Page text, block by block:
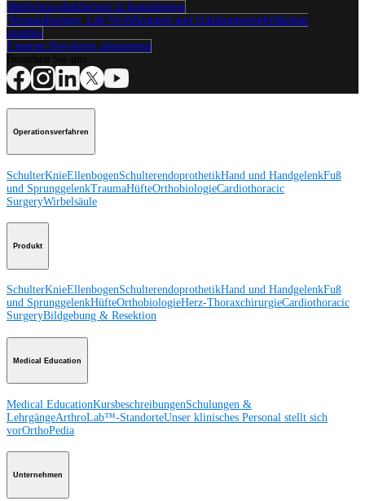
Medizinproduktberater:in kontaktieren
Veranstaltungen, Lab-Vorführungen und Schulungsmöglichkeiten
ansehen
Unseren Newsletter abonnieren
Operationsverfahren
SchulterKnieEllenbogenSchulterendoprothetikHand und HandgelenkFuß
und SprunggelenkTraumaHüfteOrthobiologieCardiothoracic
SurgeryWirbelsäule
Produkt
SchulterKnieEllenbogenSchulterendoprothetikHand und HandgelenkFuß
und SprunggelenkHüfteOrthobiologieHerz-ThoraxchirurgieCardiothoracic
SurgeryBildgebung & Resektion
Medical Education
Medical EducationKursbeschreibungenSchulungen &
LehrgängeArthroLab™-StandorteUnser klinisches Personal stellt sich
vorOrthoPedia
Unternehmen